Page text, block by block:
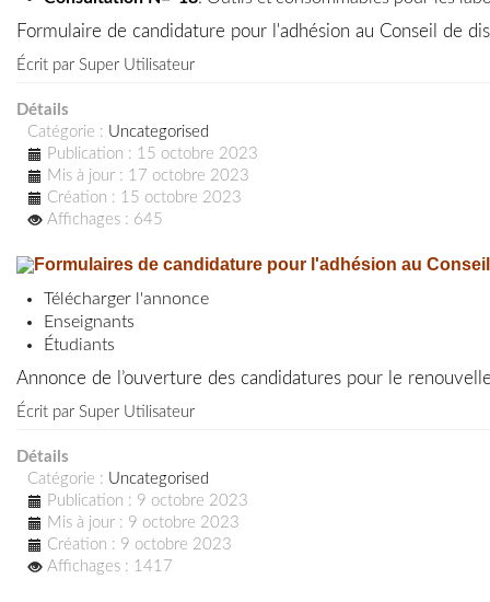
Formulaire de candidature pour l'adhésion au Conseil de
Écrit par Super Utilisateur
Détails
Catégorie : Uncategorised
Publication : 15 octobre 2023
Mis à jour : 17 octobre 2023
Création : 15 octobre 2023
Affichages : 645
Formulaires de candidature pour l'adhésion au
Télécharger l'annonce
Enseignants
Étudiants
Annonce de l’ouverture des candidatures pour le
Écrit par Super Utilisateur
Détails
Catégorie : Uncategorised
Publication : 9 octobre 2023
Mis à jour : 9 octobre 2023
Création : 9 octobre 2023
Affichages : 1417